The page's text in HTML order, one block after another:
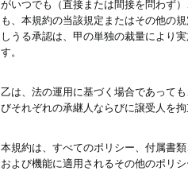
がいつでも（直接または間接を問わず
も、本規約の当該規定またはその他の
しうる承認は、甲の単独の裁量により
す。
乙は、法の運用に基づく場合であって
びそれぞれの承継人ならびに譲受人を
本規約は、すべてのポリシー、付属書
および機能に適用されるその他のポリ